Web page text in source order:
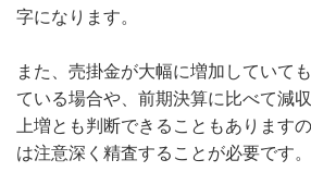
字になります。
また、売掛金が大幅に増加していて
ている場合や、前期決算に比べて減
上増とも判断できることもあります
は注意深く精査することが必要です。